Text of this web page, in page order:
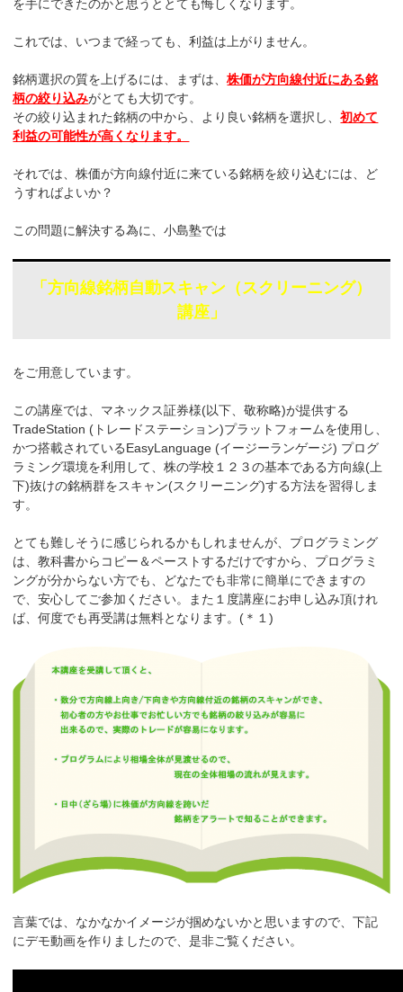
を手にできたのかと思うととても悔しくなります。
これでは、いつまで経っても、利益は上がりません。
銘柄選択の質を上げるには、まずは、株価が方向線付近にある銘
柄の絞り込みがとても大切です。
その絞り込まれた銘柄の中から、より良い銘柄を選択し、初めて
利益の可能性が高くなります。
それでは、株価が方向線付近に来ている銘柄を絞り込むには、ど
うすればよいか？
この問題に解決する為に、小島塾では
「方向線銘柄自動スキャン（スクリーニング）
講座」
をご用意しています。
この講座では、マネックス証券様(以下、敬称略)が提供する
TradeStation (トレードステーション)プラットフォームを使用し、
かつ搭載されているEasyLanguage (イージーランゲージ) プログ
ラミング環境を利用して、株の学校１２３の基本である方向線(上
下)抜けの銘柄群をスキャン(スクリーニング)する方法を習得しま
す。
とても難しそうに感じられるかもしれませんが、プログラミング
は、教科書からコピー＆ペーストするだけですから、プログラミ
ングが分からない方でも、どなたでも非常に簡単にできますの
で、安心してご参加ください。また１度講座にお申し込み頂けれ
ば、何度でも再受講は無料となります。(＊１)
言葉では、なかなかイメージが掴めないかと思いますので、下記
にデモ動画を作りましたので、是非ご覧ください。